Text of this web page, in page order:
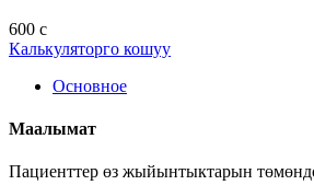
600 с
Калькуляторго кошуу
Основное
Маалымат
Пациенттер өз жыйынтыктарын